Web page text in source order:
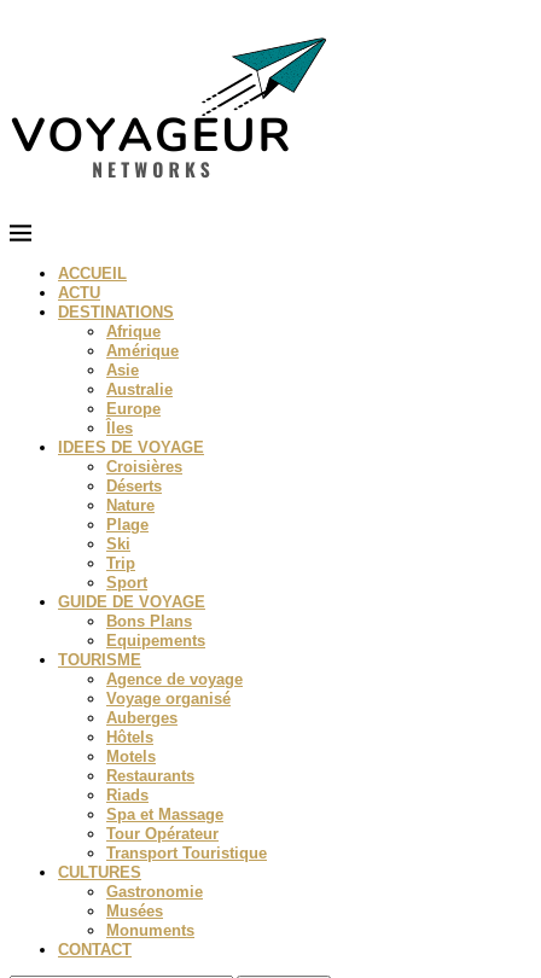
ACCUEIL
ACTU
DESTINATIONS
Afrique
Amérique
Asie
Australie
Europe
Îles
IDEES DE VOYAGE
Croisières
Déserts
Nature
Plage
Ski
Trip
Sport
GUIDE DE VOYAGE
Bons Plans
Equipements
TOURISME
Agence de voyage
Voyage organisé
Auberges
Hôtels
Motels
Restaurants
Riads
Spa et Massage
Tour Opérateur
Transport Touristique
CULTURES
Gastronomie
Musées
Monuments
CONTACT